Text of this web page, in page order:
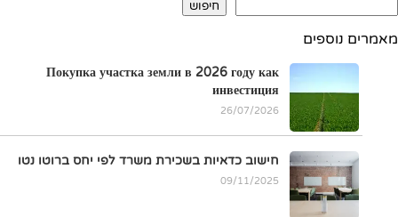
חיפוש
מאמרים נוספים
Покупка участка земли в 2026 году как
инвестиция
26/07/2026
חישוב כדאיות בשכירת משרד לפי יחס ברוטו נטו
09/11/2025